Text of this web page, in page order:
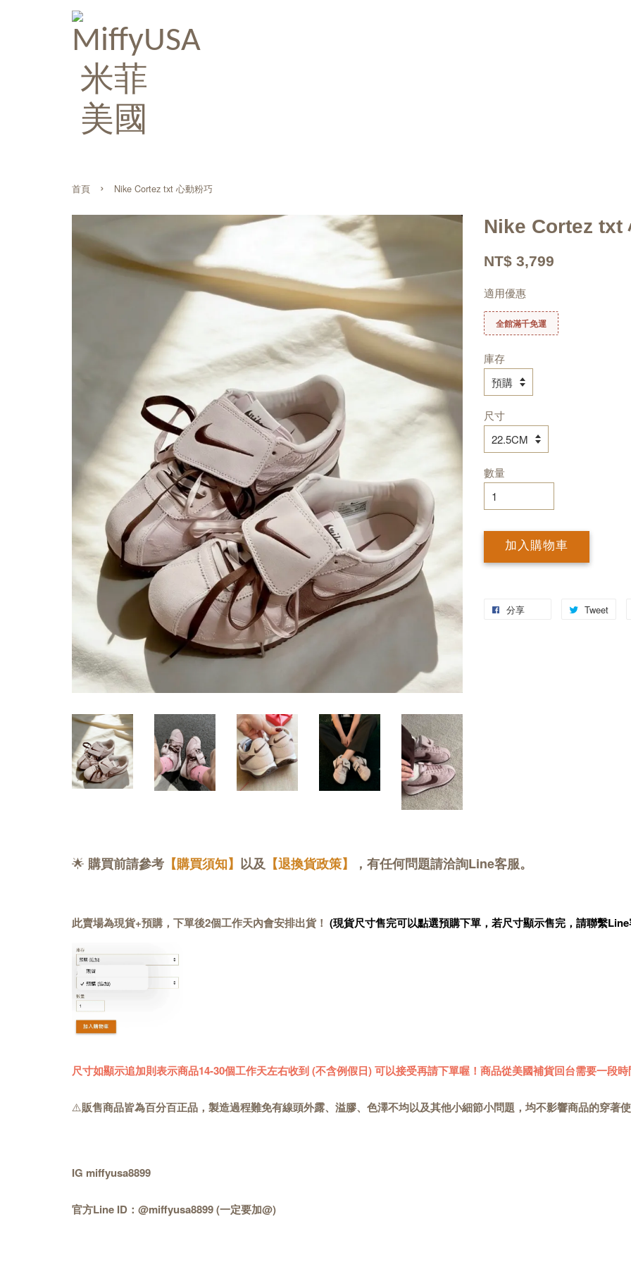
首頁 › Nike Cortez txt 心動粉巧
Nike Cortez txt
NT$ 3,799
適用優惠
全館滿千免運
庫存
尺寸
數量
加入購物車
分享 Tweet
🌟 購買前請參考 【購買須知】 以及 【退換貨政策】 ，有任何問題請洽詢Line客服。
此賣場為現貨+預購，下單後2個工作天內會安排出貨！ (現貨尺寸售完可以點選預購下單，若尺寸顯示售完，請聯繫
尺寸如顯示追加則表示商品14-30個工作天左右收到 (不含例假日) 可以接受再請下單喔！商品從美國補貨回台需要一段時
⚠️販售商品皆為百分百正品，製造過程難免有線頭外露、溢膠、色澤不均以及其他小細節小問題，均不影響商品的穿著
IG miffyusa8899
官方Line ID：@miffyusa8899 (一定要加@)